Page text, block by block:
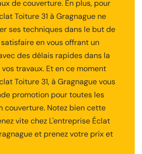
de couverture. En plus, pour
Toiture 31 à Gragnague ne
ses techniques dans le but de
en vous offrant un
des délais rapides dans la
travaux. Et en ce moment
Toiture 31, à Gragnague vous
promotion pour toutes les
couverture. Notez bien cette
vite chez L'entreprise Éclat
et prenez votre prix et